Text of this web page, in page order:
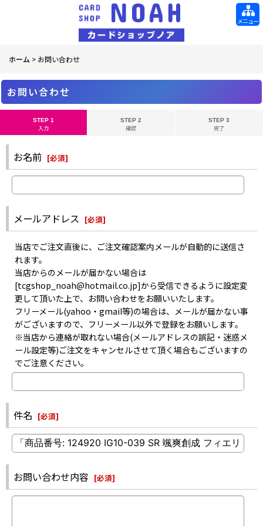
メニュー
ホーム > お問い合わせ
お問い合わせ
STEP 1
入力
STEP 2
確認
STEP 3
完了
お名前 [必須]
メールアドレス [必須]
当店でご注文直後に、ご注文確認案内メールが自動的に送信さ
れます。
当店からのメールが届かない場合は
[tcgshop_noah@hotmail.co.jp]から受信できるように設定変
更して頂いた上で、お問い合わせをお願いいたします。
フリーメール(yahoo・gmail等)の場合は、メールが届かない事
がございますので、フリーメール以外で登録をお願いします。
※当店から連絡が取れない場合(メールアドレスの誤記・迷惑メ
ール設定等)ご注文をキャンセルさせて頂く場合もございますの
でご注意ください。
件名 [必須]
お問い合わせ内容 [必須]